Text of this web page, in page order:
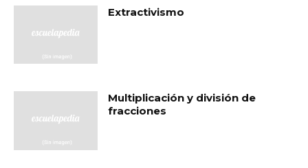
Extractivismo
Multiplicación y división de
fracciones